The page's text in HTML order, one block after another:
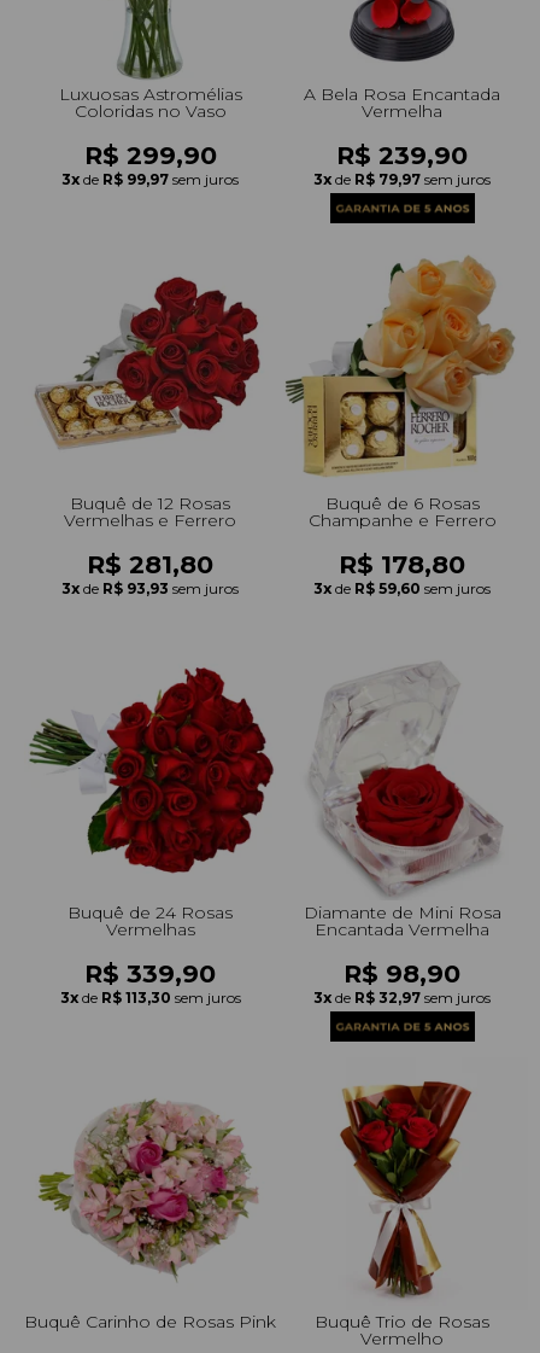
Luxuosas Astromélias
Coloridas no Vaso
R$ 299,90
3x de R$ 99,97 sem juros
A Bela Rosa Encantada
Vermelha
R$ 239,90
3x de R$ 79,97 sem juros
Buquê de 12 Rosas
Vermelhas e Ferrero
R$ 281,80
3x de R$ 93,93 sem juros
Buquê de 6 Rosas
Champanhe e Ferrero
R$ 178,80
3x de R$ 59,60 sem juros
Buquê de 24 Rosas
Vermelhas
R$ 339,90
3x de R$ 113,30 sem juros
Diamante de Mini Rosa
Encantada Vermelha
R$ 98,90
3x de R$ 32,97 sem juros
Buquê Carinho de Rosas Pink Buquê Trio de Rosas
Vermelho